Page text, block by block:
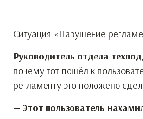
Ситуация «Нарушение
Руководитель отдела
почему тот пошёл к
регламенту это положено
— Этот пользователь